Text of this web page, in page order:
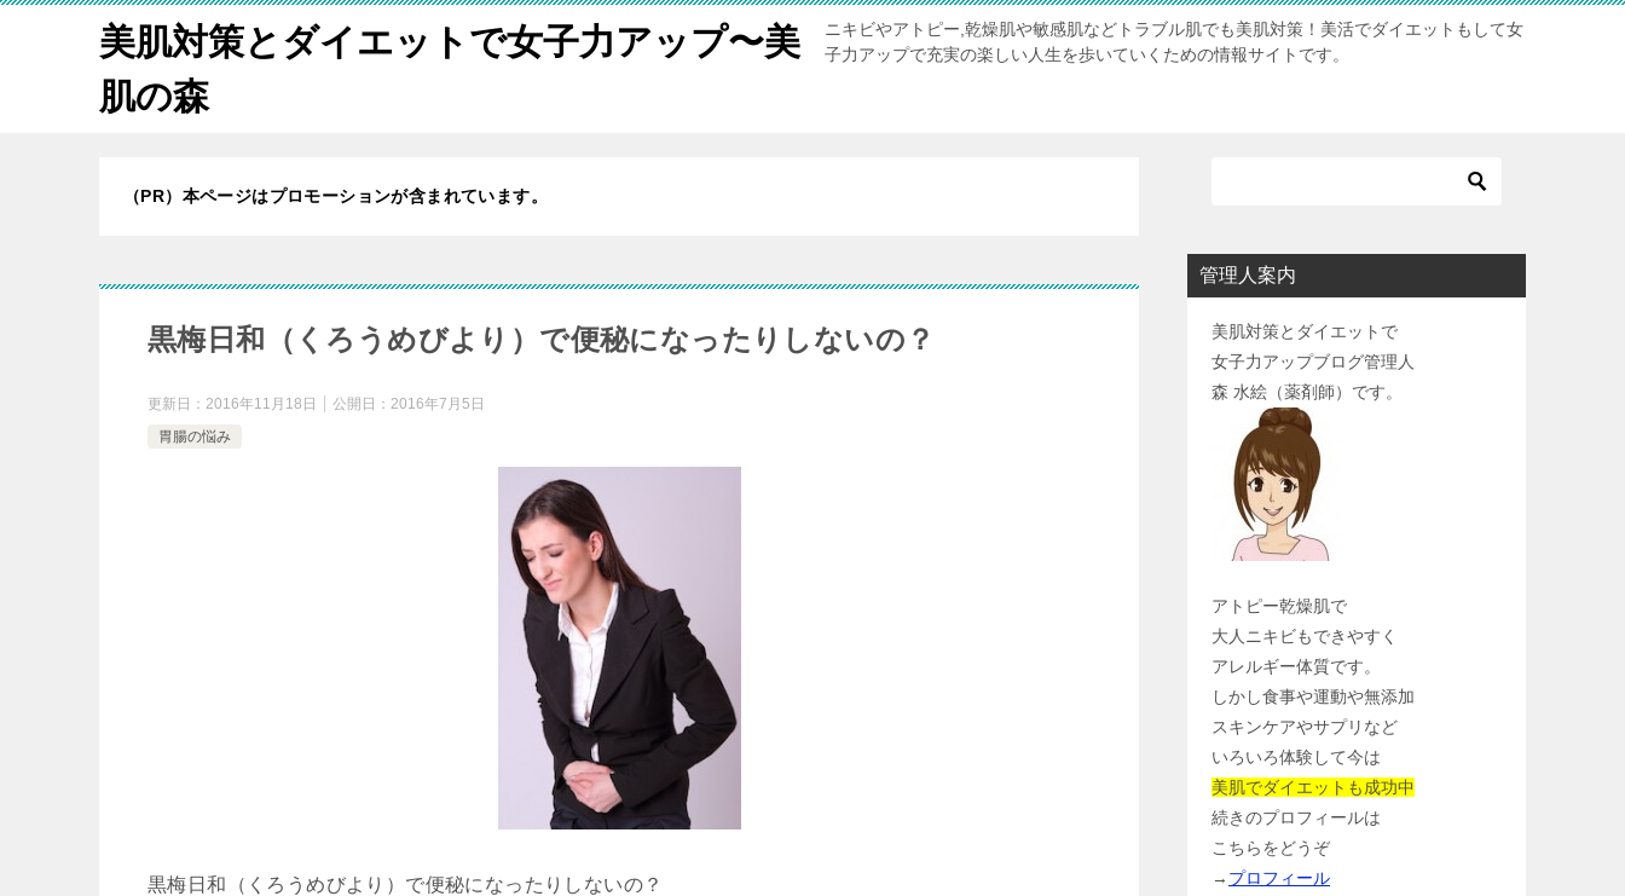
美肌対策とダイエットで女子力アップ〜美
肌の森
ニキビやアトピー,乾燥肌や敏感肌などトラブル肌でも美肌対策！美活でダイエットもして女
子力アップで充実の楽しい人生を歩いていくための情報サイトです。
（PR）本ページはプロモーションが含まれています。
黒梅日和（くろうめびより）で便秘になったりしないの？
更新日： 2016年11月18日 公開日： 2016年7月5日
胃腸の悩み
黒梅日和（くろうめびより）で便秘になったりしないの？
管理人案内
美肌対策とダイエットで
女子力アップブログ管理人
森 水絵（薬剤師）です。
アトピー乾燥肌で
大人ニキビもできやすく
アレルギー体質です。
しかし食事や運動や無添加
スキンケアやサプリなど
いろいろ体験して今は
美肌でダイエットも成功中
続きのプロフィールは
こちらをどうぞ
→ プロフィール